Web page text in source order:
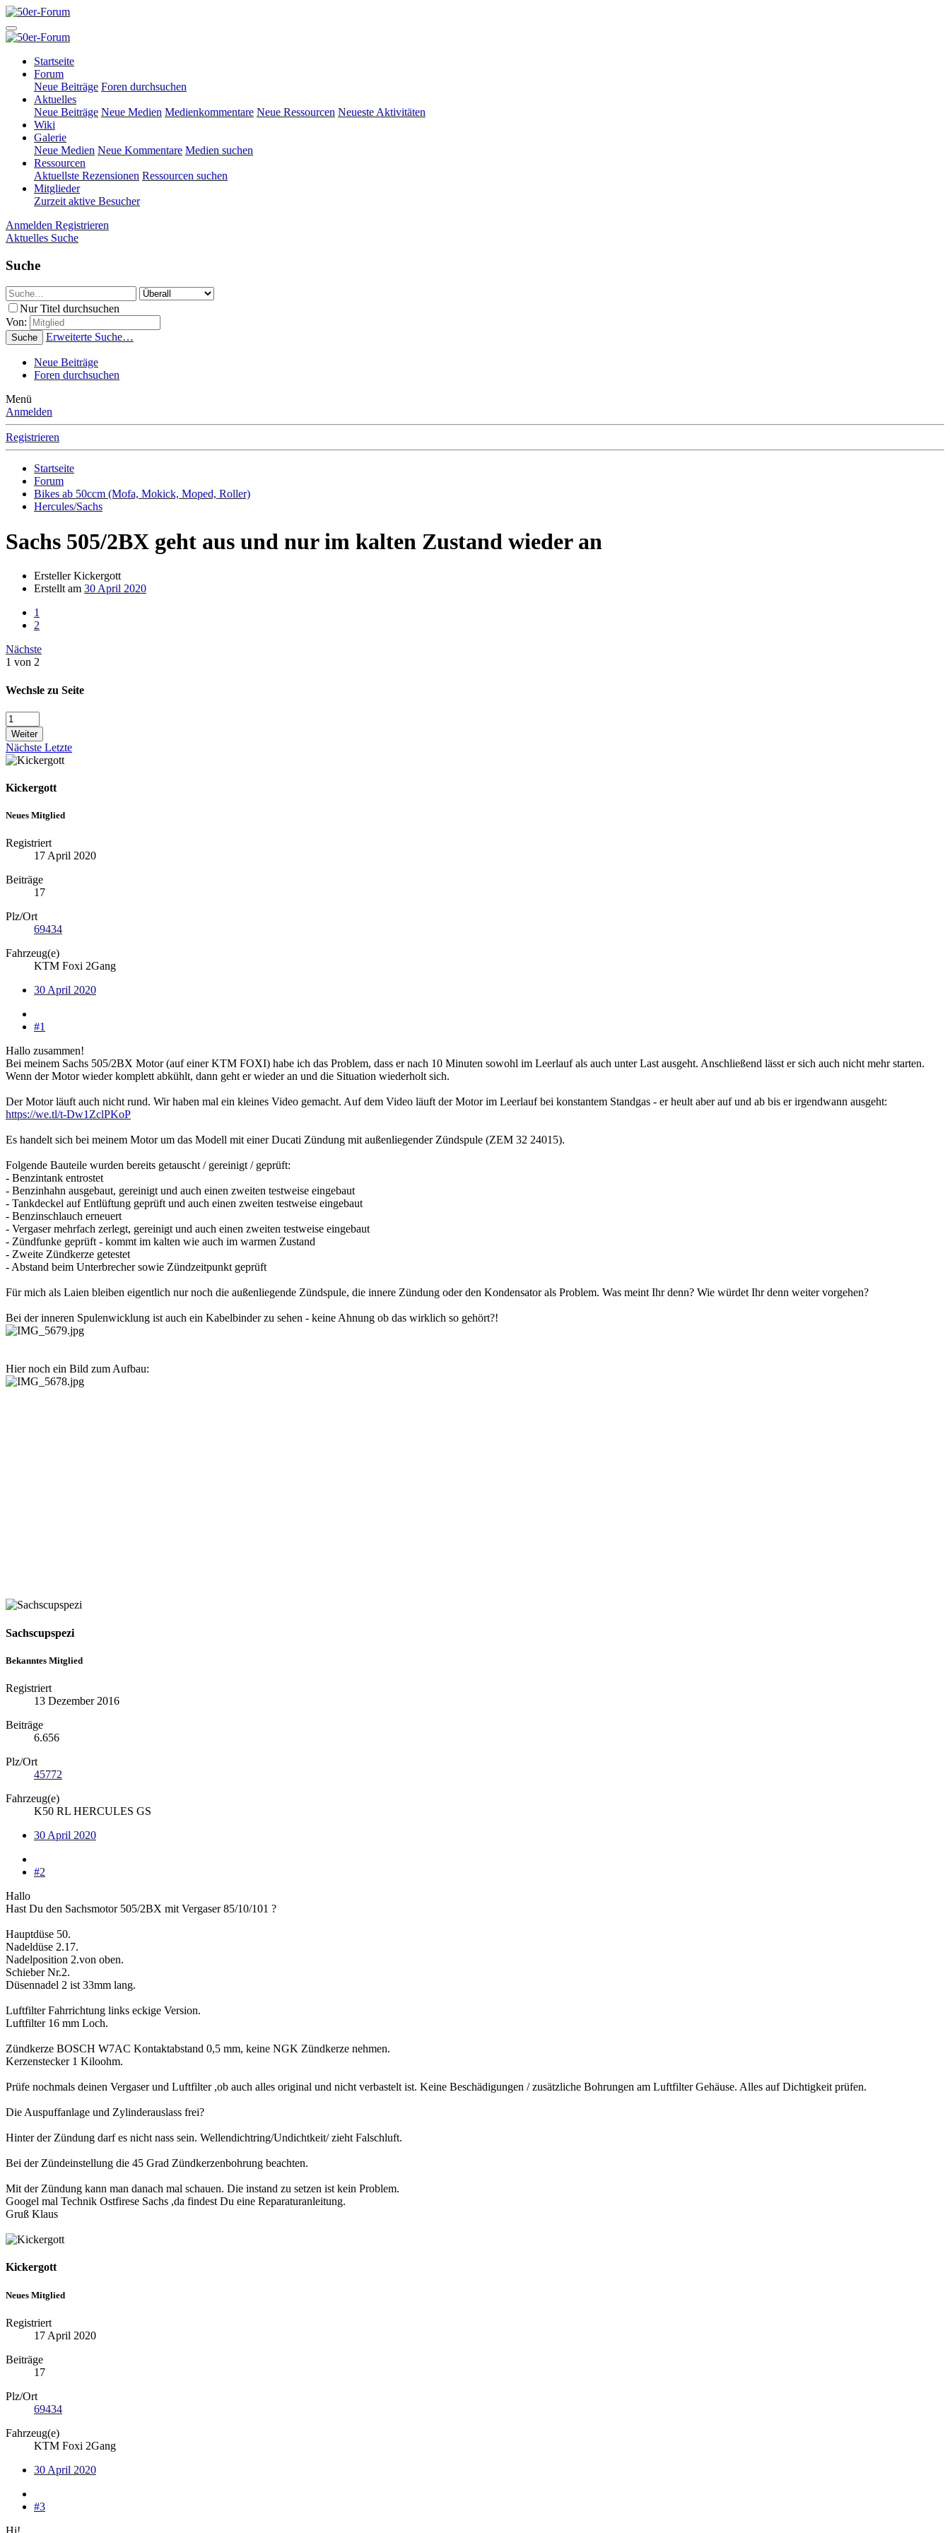
Startseite
Forum
Neue Beiträge Foren durchsuchen
Aktuelles
Neue Beiträge Neue Medien Medienkommentare Neue Ressourcen Neueste Aktivitäten
Wiki
Galerie
Neue Medien Neue Kommentare Medien suchen
Ressourcen
Aktuellste Rezensionen Ressourcen suchen
Mitglieder
Zurzeit aktive Besucher
Anmelden Registrieren
Aktuelles Suche
Suche
Nur Titel durchsuchen
Von:
Suche Erweiterte Suche…
Neue Beiträge
Foren durchsuchen
Menü
Anmelden
Registrieren
Startseite
Forum
Bikes ab 50ccm (Mofa, Mokick, Moped, Roller)
Hercules/Sachs
Sachs 505/2BX geht aus und nur im kalten Zustand wieder an
ErstellerKickergott
Erstellt am 30 April 2020
1
2
Nächste
1 von 2
Wechsle zu Seite
Weiter
Nächste Letzte
Kickergott
Neues Mitglied
Registriert
17 April 2020
Beiträge
17
Plz/Ort
69434
Fahrzeug(e)
KTM Foxi 2Gang
30 April 2020
#1
Hallo zusammen!
Bei meinem Sachs 505/2BX Motor (auf einer KTM FOXI) habe ich das Problem, dass er nach 10 Minuten sowohl im Leerlauf als auch unter Last ausgeht. Anschließend lässt er sich auch nicht mehr starten.
Wenn der Motor wieder komplett abkühlt, dann geht er wieder an und die Situation wiederholt sich.
Der Motor läuft auch nicht rund. Wir haben mal ein kleines Video gemacht. Auf dem Video läuft der Motor im Leerlauf bei konstantem Standgas - er heult aber auf und ab bis er irgendwann ausgeht:
https://we.tl/t-Dw1ZclPKoP
Es handelt sich bei meinem Motor um das Modell mit einer Ducati Zündung mit außenliegender Zündspule (ZEM 32 24015).
Folgende Bauteile wurden bereits getauscht / gereinigt / geprüft:
- Benzintank entrostet
- Benzinhahn ausgebaut, gereinigt und auch einen zweiten testweise eingebaut
- Tankdeckel auf Entlüftung geprüft und auch einen zweiten testweise eingebaut
- Benzinschlauch erneuert
- Vergaser mehrfach zerlegt, gereinigt und auch einen zweiten testweise eingebaut
- Zündfunke geprüft - kommt im kalten wie auch im warmen Zustand
- Zweite Zündkerze getestet
- Abstand beim Unterbrecher sowie Zündzeitpunkt geprüft
Für mich als Laien bleiben eigentlich nur noch die außenliegende Zündspule, die innere Zündung oder den Kondensator als Problem. Was meint Ihr denn? Wie würdet Ihr denn weiter vorgehen?
Bei der inneren Spulenwicklung ist auch ein Kabelbinder zu sehen - keine Ahnung ob das wirklich so gehört?!
Hier noch ein Bild zum Aufbau:
Sachscupspezi
Bekanntes Mitglied
Registriert
13 Dezember 2016
Beiträge
6.656
Plz/Ort
45772
Fahrzeug(e)
K50 RL HERCULES GS
30 April 2020
#2
Hallo
Hast Du den Sachsmotor 505/2BX mit Vergaser 85/10/101 ?
Hauptdüse 50.
Nadeldüse 2.17.
Nadelposition 2.von oben.
Schieber Nr.2.
Düsennadel 2 ist 33mm lang.
Luftfilter Fahrrichtung links eckige Version.
Luftfilter 16 mm Loch.
Zündkerze BOSCH W7AC Kontaktabstand 0,5 mm, keine NGK Zündkerze nehmen.
Kerzenstecker 1 Kiloohm.
Prüfe nochmals deinen Vergaser und Luftfilter ,ob auch alles original und nicht verbastelt ist. Keine Beschädigungen / zusätzliche Bohrungen am Luftfilter Gehäuse. Alles auf Dichtigkeit prüfen.
Die Auspuffanlage und Zylinderauslass frei?
Hinter der Zündung darf es nicht nass sein. Wellendichtring/Undichtkeit/ zieht Falschluft.
Bei der Zündeinstellung die 45 Grad Zündkerzenbohrung beachten.
Mit der Zündung kann man danach mal schauen. Die instand zu setzen ist kein Problem.
Googel mal Technik Ostfirese Sachs ,da findest Du eine Reparaturanleitung.
Gruß Klaus
Kickergott
Neues Mitglied
Registriert
17 April 2020
Beiträge
17
Plz/Ort
69434
Fahrzeug(e)
KTM Foxi 2Gang
30 April 2020
#3
Hi!